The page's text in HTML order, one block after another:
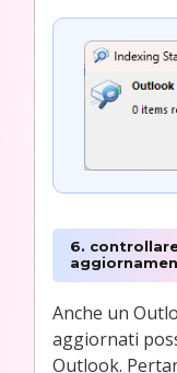
6.
Anche un
aggiornati
Outlook.